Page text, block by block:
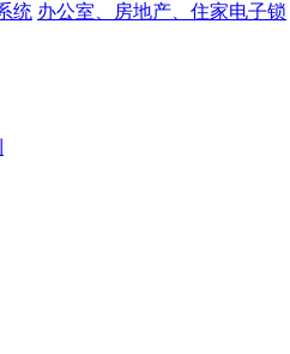
统 办公室、房地产、住家电子锁